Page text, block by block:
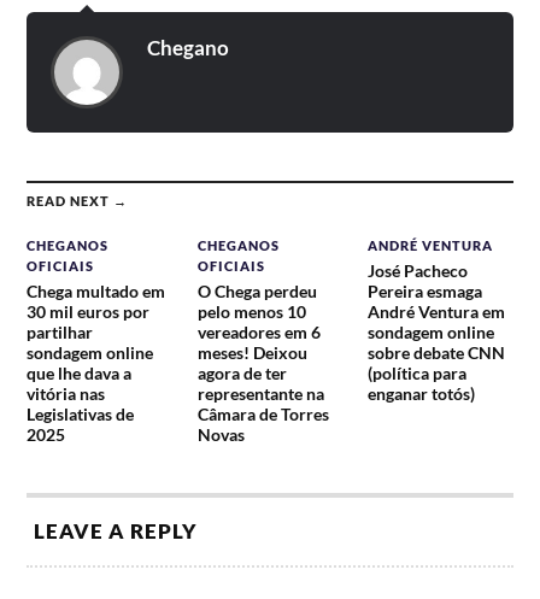
Chegano
READ NEXT →
CHEGANOS
OFICIAIS
Chega multado em
30 mil euros por
partilhar
sondagem online
que lhe dava a
vitória nas
Legislativas de
2025
CHEGANOS
OFICIAIS
O Chega perdeu
pelo menos 10
vereadores em 6
meses! Deixou
agora de ter
representante na
Câmara de Torres
Novas
ANDRÉ VENTURA
José Pacheco
Pereira esmaga
André Ventura em
sondagem online
sobre debate CNN
(política para
enganar totós)
LEAVE A REPLY